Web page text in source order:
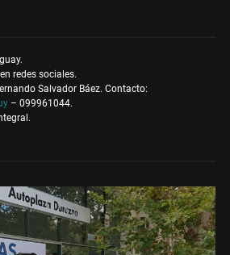
redes sociales.
Salvador Báez. Contacto:
– 099961044.